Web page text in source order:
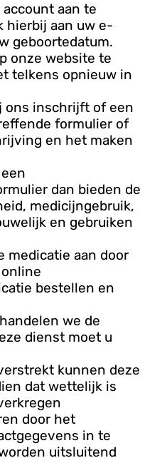
aan te
hierbij aan uw e-
geboortedatum.
onze website te
telkens opnieuw in
ons inschrijft of een
formulier of
en het maken
dan bieden de
medicijngebruik,
en gebruiken
medicatie aan door
bestellen en
we de
dienst moet u
kunnen deze
dat wettelijk is
door het
in te
uitsluitend